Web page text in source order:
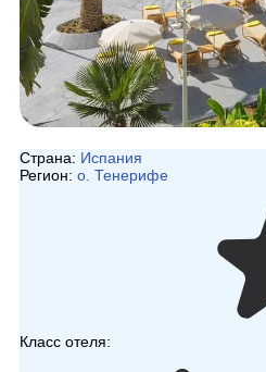
Страна: Испания
Регион: о. Тенерифе
Класс отеля: